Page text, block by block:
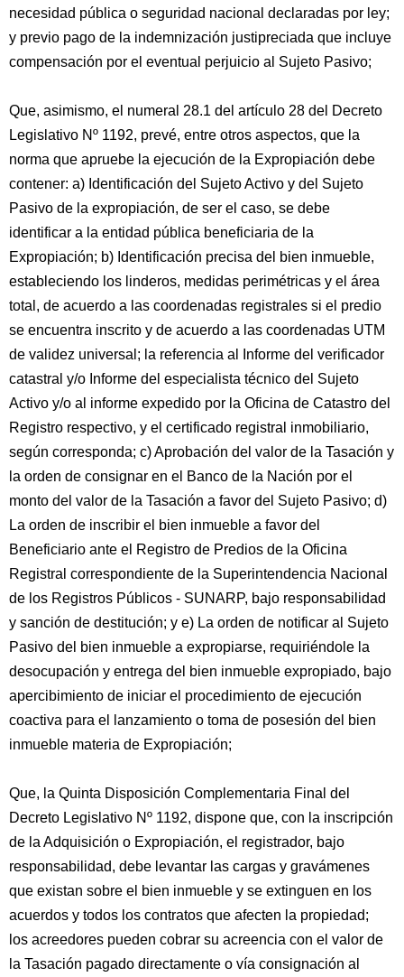
necesidad pública o seguridad nacional declaradas por ley;
y previo pago de la indemnización justipreciada que incluye
compensación por el eventual perjuicio al Sujeto Pasivo;
Que, asimismo, el numeral 28.1 del artículo 28 del Decreto
Legislativo Nº 1192, prevé, entre otros aspectos, que la
norma que apruebe la ejecución de la Expropiación debe
contener: a) Identificación del Sujeto Activo y del Sujeto
Pasivo de la expropiación, de ser el caso, se debe
identificar a la entidad pública beneficiaria de la
Expropiación; b) Identificación precisa del bien inmueble,
estableciendo los linderos, medidas perimétricas y el área
total, de acuerdo a las coordenadas registrales si el predio
se encuentra inscrito y de acuerdo a las coordenadas UTM
de validez universal; la referencia al Informe del verificador
catastral y/o Informe del especialista técnico del Sujeto
Activo y/o al informe expedido por la Oficina de Catastro del
Registro respectivo, y el certificado registral inmobiliario,
según corresponda; c) Aprobación del valor de la Tasación y
la orden de consignar en el Banco de la Nación por el
monto del valor de la Tasación a favor del Sujeto Pasivo; d)
La orden de inscribir el bien inmueble a favor del
Beneficiario ante el Registro de Predios de la Oficina
Registral correspondiente de la Superintendencia Nacional
de los Registros Públicos - SUNARP, bajo responsabilidad
y sanción de destitución; y e) La orden de notificar al Sujeto
Pasivo del bien inmueble a expropiarse, requiriéndole la
desocupación y entrega del bien inmueble expropiado, bajo
apercibimiento de iniciar el procedimiento de ejecución
coactiva para el lanzamiento o toma de posesión del bien
inmueble materia de Expropiación;
Que, la Quinta Disposición Complementaria Final del
Decreto Legislativo Nº 1192, dispone que, con la inscripción
de la Adquisición o Expropiación, el registrador, bajo
responsabilidad, debe levantar las cargas y gravámenes
que existan sobre el bien inmueble y se extinguen en los
acuerdos y todos los contratos que afecten la propiedad;
los acreedores pueden cobrar su acreencia con el valor de
la Tasación pagado directamente o vía consignación al